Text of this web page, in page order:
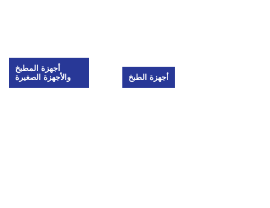
أجهزة الطبخ
أجهزة المطبخ
والأجهزة الصغيرة